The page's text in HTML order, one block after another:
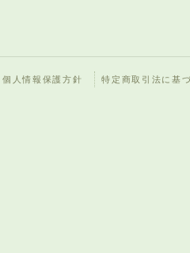
個人情報保護方針 特定商取引法に基